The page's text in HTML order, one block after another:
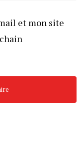
et mon site